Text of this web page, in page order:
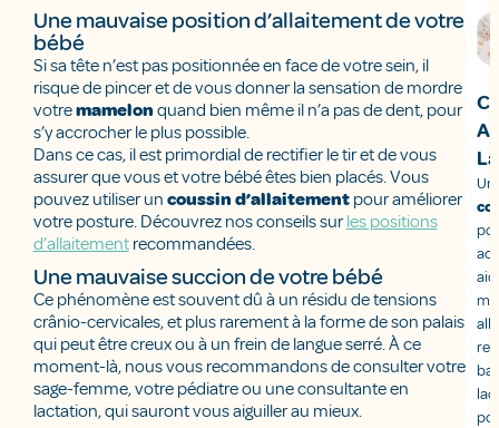
Une mauvaise position d’allaitement de votre
bébé
Si sa tête n’est pas positionnée en face de votre sein, il
risque de pincer et de vous donner la sensation de mordre
votremamelon quand bien même il n’a pas de dent, pour
s’y accrocher le plus possible.
Dans ce cas, il est primordial de rectifier le tir et de vous
assurer que vous et votre bébé êtes bien placés. Vous
pouvez utiliser un coussin d’allaitementpour améliorer
votre posture. Découvrez nos conseils surles positions
d’allaitementrecommandées.
Une mauvaise succion de votre bébé
Ce phénomène est souvent dû à un résidu de tensions
crânio-cervicales, et plus rarement à la forme de son palais
qui peut être creux ou à un frein de langue serré. À ce
moment-là, nous vous recommandons de consulter votre
sage-femme, votre pédiatre ou une consultante en
lactation, qui sauront vous aiguiller au mieux.